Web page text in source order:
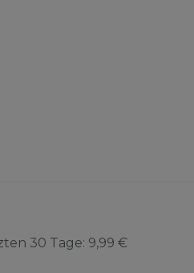
30 Tage: 9,99 €